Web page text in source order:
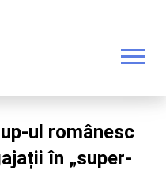
ul românesc
în „super-